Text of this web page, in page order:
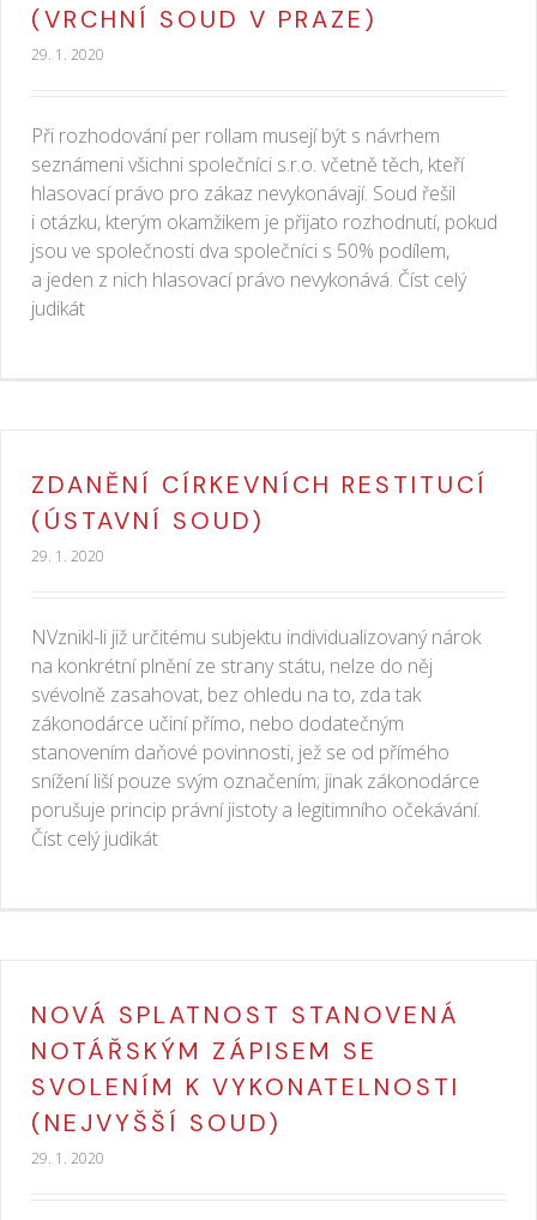
(VRCHNÍ SOUD V PRAZE)
29. 1. 2020
Při rozhodování per rollam musejí být s návrhem
seznámeni všichni společníci s.r.o. včetně těch, kteří
hlasovací právo pro zákaz nevykonávají. Soud řešil
i otázku, kterým okamžikem je přijato rozhodnutí, pokud
jsou ve společnosti dva společníci s 50% podílem,
a jeden z nich hlasovací právo nevykonává. Číst celý
judikát
ZDANĚNÍ CÍRKEVNÍCH RESTITUCÍ
(ÚSTAVNÍ SOUD)
29. 1. 2020
NVznikl-li již určitému subjektu individualizovaný nárok
na konkrétní plnění ze strany státu, nelze do něj
svévolně zasahovat, bez ohledu na to, zda tak
zákonodárce učiní přímo, nebo dodatečným
stanovením daňové povinnosti, jež se od přímého
snížení liší pouze svým označením; jinak zákonodárce
porušuje princip právní jistoty a legitimního očekávání.
Číst celý judikát
NOVÁ SPLATNOST STANOVENÁ
NOTÁŘSKÝM ZÁPISEM SE
SVOLENÍM K VYKONATELNOSTI
(NEJVYŠŠÍ SOUD)
29. 1. 2020